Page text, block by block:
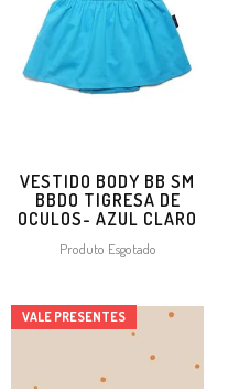
VESTIDO BODY BB SM
BBDO TIGRESA DE
OCULOS- AZUL CLARO
Produto Esgotado
VALE PRESENTES